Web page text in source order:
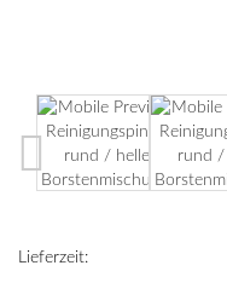
Lieferzeit: